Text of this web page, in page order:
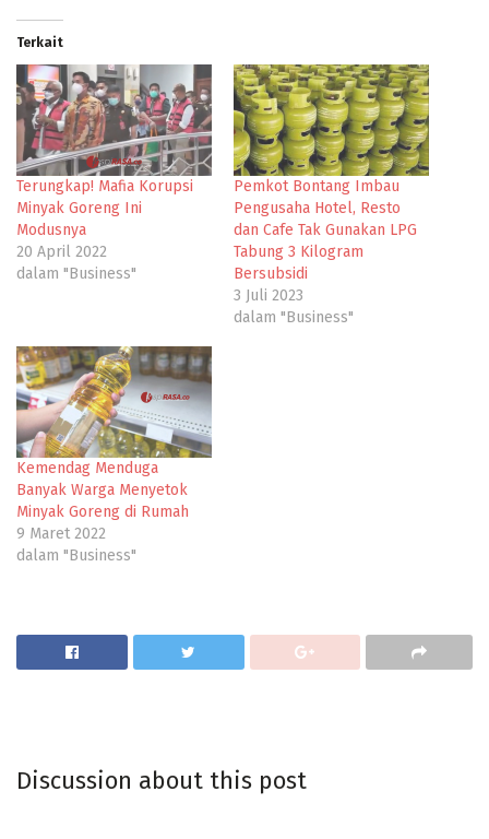
Terkait
Terungkap! Mafia Korupsi
Minyak Goreng Ini
Modusnya
20 April 2022
dalam "Business"
Pemkot Bontang Imbau
Pengusaha Hotel, Resto
dan Cafe Tak Gunakan LPG
Tabung 3 Kilogram
Bersubsidi
3 Juli 2023
dalam "Business"
Kemendag Menduga
Banyak Warga Menyetok
Minyak Goreng di Rumah
9 Maret 2022
dalam "Business"
Discussion about this post